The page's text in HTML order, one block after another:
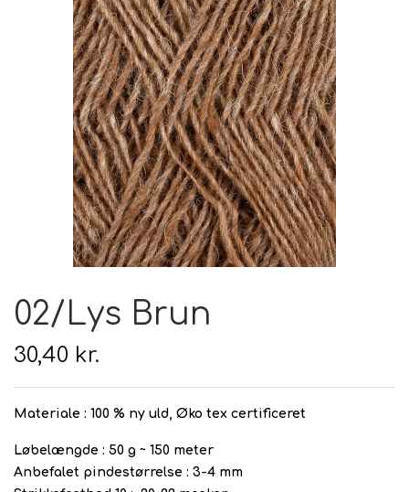
Opskrifter
2. Sortering
Stof til broderi
Plejeprodukter
Hårpleje
Hudpleje
Til uld
Tilbehør
Hanke - restparti
Tyngdefyld af genbrugsplast
Uldpleje
Strikketid
Gavekort
02/Lys Brun
30,40 kr.
Materiale : 100 % ny uld, Øko tex certificeret
Løbelængde : 50 g ~ 150 meter
Anbefalet pindestørrelse : 3-4 mm